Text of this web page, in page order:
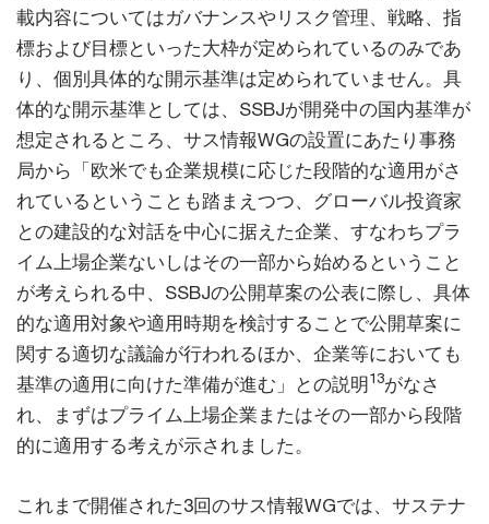
載内容についてはガバナンスやリスク管理、戦略、指
標および目標といった大枠が定められているのみであ
り、個別具体的な開示基準は定められていません。具
体的な開示基準としては、SSBJが開発中の国内基準が
想定されるところ、サス情報WGの設置にあたり事務
局から「欧米でも企業規模に応じた段階的な適用がさ
れているということも踏まえつつ、グローバル投資家
との建設的な対話を中心に据えた企業、すなわちプラ
イム上場企業ないしはその一部から始めるということ
が考えられる中、SSBJの公開草案の公表に際し、具体
的な適用対象や適用時期を検討することで公開草案に
関する適切な議論が行われるほか、企業等においても
基準の適用に向けた準備が進む」との説明13がなさ
れ、まずはプライム上場企業またはその一部から段階
的に適用する考えが示されました。
これまで開催された3回のサス情報WGでは、サステナ